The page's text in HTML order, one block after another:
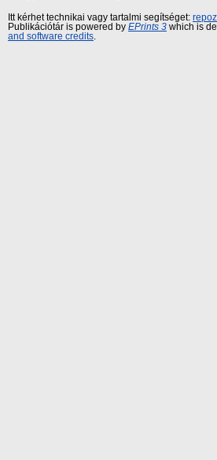
Itt kérhet technikai vagy tartalmi segítséget:
Publikációtár is powered by EPrints 3 which is
and software credits